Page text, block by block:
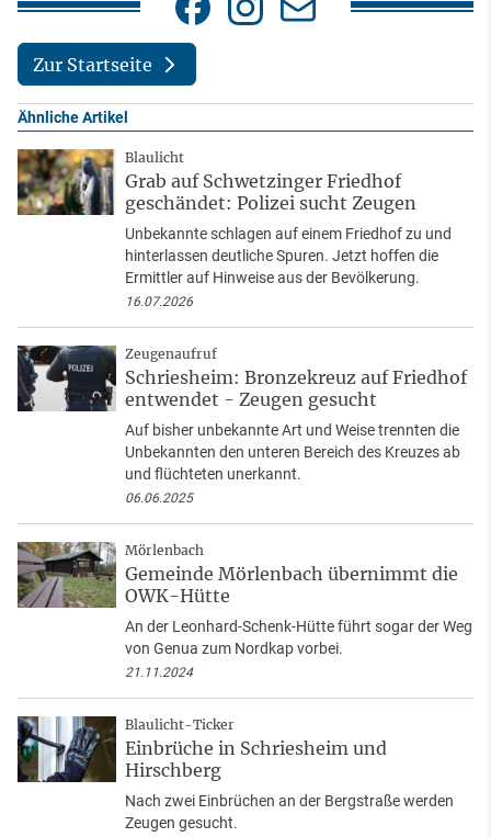
Zur Startseite
Ähnliche Artikel
Blaulicht
Grab auf Schwetzinger Friedhof
geschändet: Polizei sucht Zeugen
Unbekannte schlagen auf einem Friedhof zu und
hinterlassen deutliche Spuren. Jetzt hoffen die
Ermittler auf Hinweise aus der Bevölkerung.
16.07.2026
Zeugenaufruf
Schriesheim: Bronzekreuz auf Friedhof
entwendet - Zeugen gesucht
Auf bisher unbekannte Art und Weise trennten die
Unbekannten den unteren Bereich des Kreuzes ab
und flüchteten unerkannt.
06.06.2025
Mörlenbach
Gemeinde Mörlenbach übernimmt die
OWK-Hütte
An der Leonhard-Schenk-Hütte führt sogar der Weg
von Genua zum Nordkap vorbei.
21.11.2024
Blaulicht-Ticker
Einbrüche in Schriesheim und
Hirschberg
Nach zwei Einbrüchen an der Bergstraße werden
Zeugen gesucht.